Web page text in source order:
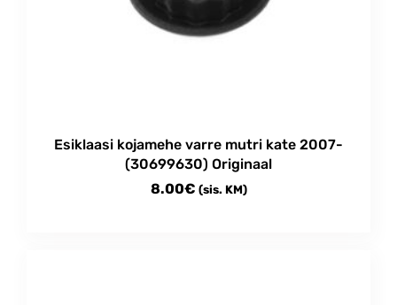
Esiklaasi kojamehe varre mutri kate 2007-
(30699630) Originaal
8.00€ (sis. KM)